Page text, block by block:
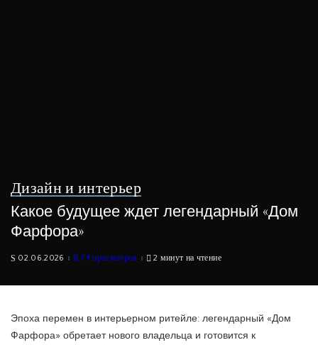
Дизайн и интерьер
Какое будущее ждет легендарный «Дом
Фарфора»
02.06.2026 74 просмотров 2 минут на чтение
Эпоха перемен в интерьерном ритейле: легендарный «Дом
Фарфора» обретает нового владельца и готовится к